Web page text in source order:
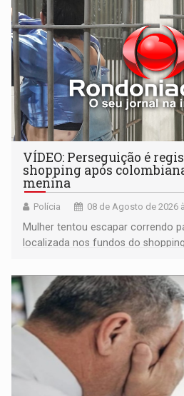
VÍDEO: Perseguição é
shopping após
menina
Polícia 08 de Agosto de 2026
Mulher tentou escapar correndo
localizada nos fundos do shopping